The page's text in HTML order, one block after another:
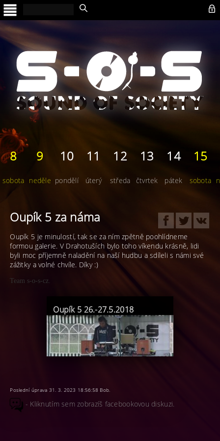

8
sobota
9
neděle
10
pondělí
11
úterý
12
středa
13
čtvrtek
14
pátek
15
sobota
Oupík 5 za náma
Oupík 5 je minulostí, tak se za ním zpětně poohlídneme
formou galerie. V Drahotuších bylo toho víkendu krásně, lidi
byli moc příjemně naladění na naší hudbu a sdíleli s námi své
zážitky a volné chvíle. Díky :)
Team s-o-s-cz.
Oupík 5 26.-27.5.2018
Poslední úprava 31. 3. 2023 18:56:58 Bob.
- Kliknutím sem zobrazíš facebookovou diskuzi.